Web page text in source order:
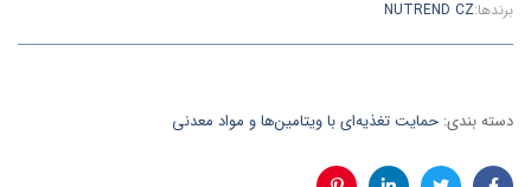
برندها:NUTREND CZ
دسته بندی: حمایت تغذیه‌ای با ویتامین‌ها و مواد معدنی